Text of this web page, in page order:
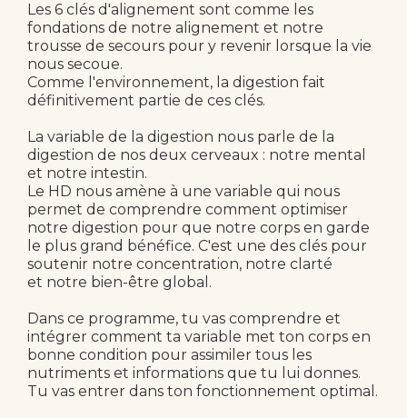
Les 6 clés d'alignement sont comme les
fondations de notre alignement et notre
trousse de secours pour y revenir lorsque la vie
nous secoue.
Comme l'environnement, la digestion fait
définitivement partie de ces clés.
La variable de la digestion nous parle de la
digestion de nos deux cerveaux : notre mental
et notre intestin.
Le HD nous amène à une variable qui nous
permet de comprendre comment optimiser
notre digestion pour que notre corps en garde
le plus grand bénéfice. C'est une des clés pour
soutenir notre concentration, notre clarté
et notre bien-être global.
Dans ce programme, tu vas comprendre et
intégrer comment ta variable met ton corps en
bonne condition pour assimiler tous les
nutriments et informations que tu lui donnes.
Tu vas entrer dans ton fonctionnement optimal.